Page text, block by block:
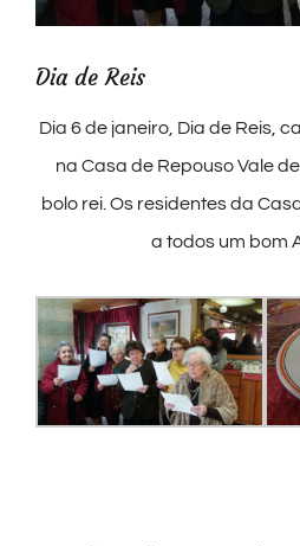
Dia de Reis
Dia 6 de janeiro, Dia de Reis,
na Casa de Repouso Vale
bolo rei. Os residentes da
a todos um bom